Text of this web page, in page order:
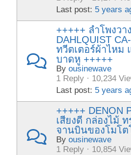
Last post: 5 years
+++++ ลำโพงวา
DAHLQUIST
ทวีตเตอร์ผ้าไหม
บาดหู +++++
Byousinewave
1 Reply · 10,234
Last post: 5 years
+++++ DENON
เสียงดี กล่องไม้
จานบินของโมโต
Byousinewave
1 Reply · 10,854